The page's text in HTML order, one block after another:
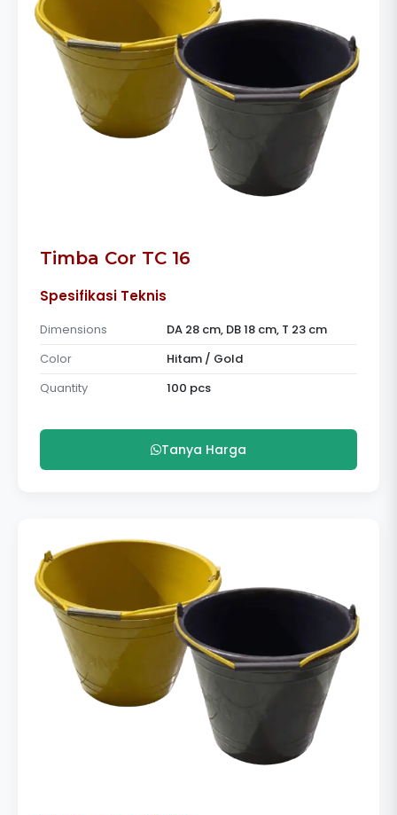
Timba Cor TC 16
Spesifikasi Teknis
Dimensions
DA 28 cm, DB 18 cm, T 23 cm
Color
Hitam / Gold
Quantity
100 pcs
Tanya Harga